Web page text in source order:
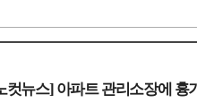
자격복원
컷뉴스] 아파트 관리소장에 흉